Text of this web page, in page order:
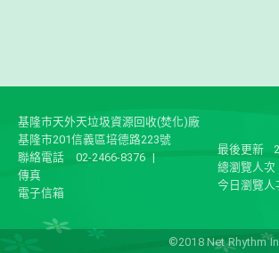
基隆市天外天垃圾資源回收(焚化)廠
基隆市201信義區培德路223號
聯絡電話
02-2466-8376 |
傳真
電子信箱
最後更新
總瀏覽人次
今日瀏覽人
©2018 Net Rhythm